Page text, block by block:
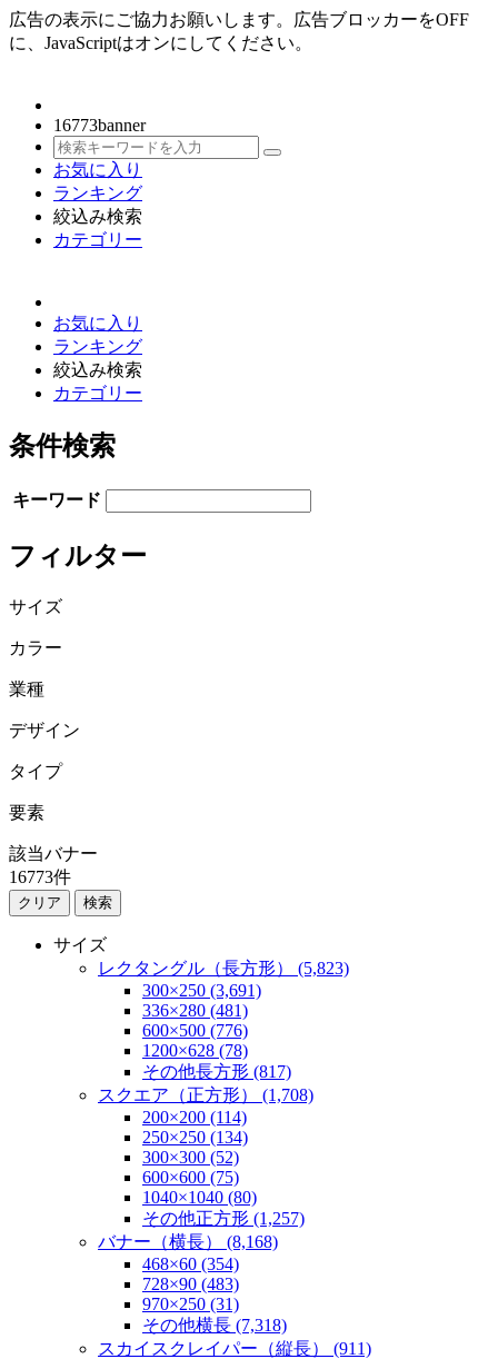
広告の表示にご協力お願いします。広告ブロッカーをOFF
に、JavaScriptはオンにしてください。
16773banner
お気に入り
ランキング
絞込み検索
カテゴリー
お気に入り
ランキング
絞込み検索
カテゴリー
条件検索
キーワード
フィルター
サイズ
カラー
業種
デザイン
タイプ
要素
該当バナー
16773件
検索
サイズ
レクタングル（長方形） (5,823)
300×250 (3,691)
336×280 (481)
600×500 (776)
1200×628 (78)
その他長方形 (817)
スクエア（正方形） (1,708)
200×200 (114)
250×250 (134)
300×300 (52)
600×600 (75)
1040×1040 (80)
その他正方形 (1,257)
バナー（横長） (8,168)
468×60 (354)
728×90 (483)
970×250 (31)
その他横長 (7,318)
スカイスクレイパー（縦長） (911)